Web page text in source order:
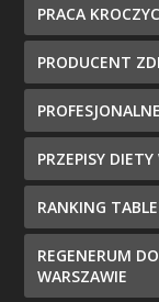
PRACA
PRODUCENT
PRZEPISY
RANKING
REGENERUM
WARSZAWIE